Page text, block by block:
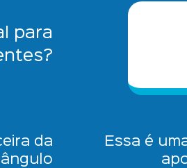
para
da
Essa é